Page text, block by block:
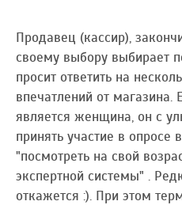
Продавец (кассир),
своему выбору выбирает
просит ответить на
впечатлений от магазина.
является женщина, он с
принять участие в опросе
"посмотреть на свой
экспертной системы" .
откажется :). При этом